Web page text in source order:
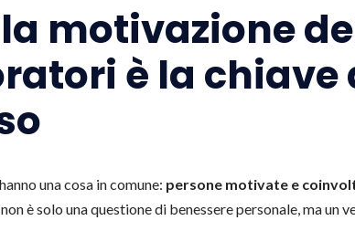
motivazione
è la chiave
una cosa in comune: persone motivate e
è solo una questione di benessere personale, ma un